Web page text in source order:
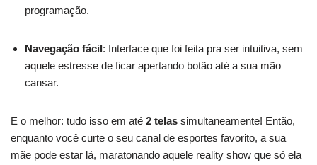
programação.
Navegação fácil: Interface que foi feita pra ser intuitiva, sem
aquele estresse de ficar apertando botão até a sua mão
cansar.
E o melhor: tudo isso em até 2 telas simultaneamente! Então,
enquanto você curte o seu canal de esportes favorito, a sua
mãe pode estar lá, maratonando aquele reality show que só ela